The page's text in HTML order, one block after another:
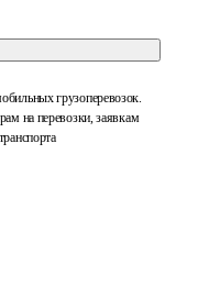
грузоперевозок.
на перевозки, заявкам